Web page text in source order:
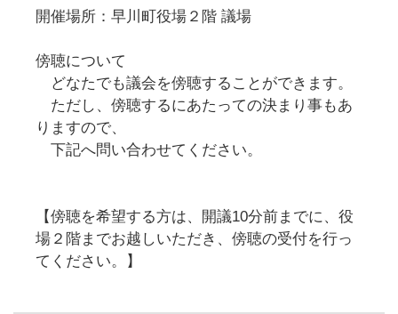
開催場所：早川町役場２階 議場
傍聴について
どなたでも議会を傍聴することができます。
ただし、傍聴するにあたっての決まり事もあ
りますので、
下記へ問い合わせてください。
【傍聴を希望する方は、開議10分前までに、役
場２階までお越しいただき、傍聴の受付を行っ
てください。】